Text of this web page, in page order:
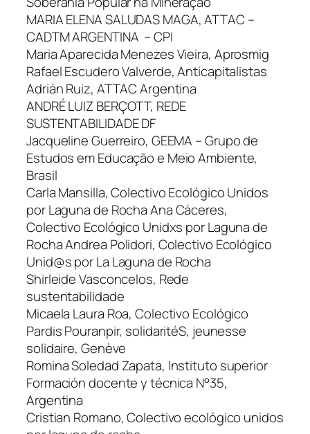
MARIA ELENA SALUDAS MAGA, ATTAC –
CADTM ARGENTINA – CPI
Maria Aparecida Menezes Vieira, Aprosmig
Rafael Escudero Valverde, Anticapitalistas
Adrián Ruiz, ATTAC Argentina
ANDRÉ LUIZ BERÇOTT, REDE
SUSTENTABILIDADE DF
Jacqueline Guerreiro, GEEMA – Grupo de
Estudos em Educação e Meio Ambiente,
Brasil
Carla Mansilla, Colectivo Ecológico Unidos
por Laguna de Rocha Ana Cáceres,
Colectivo Ecológico Unidxs por Laguna de
Rocha Andrea Polidori, Colectivo Ecológico
Unid@s por La Laguna de Rocha
Shirleide Vasconcelos, Rede
sustentabilidade
Micaela Laura Roa, Colectivo Ecológico
Pardis Pouranpir, solidaritéS, jeunesse
solidaire, Genève
Romina Soledad Zapata, Instituto superior
Formación docente y técnica N°35,
Argentina
Cristian Romano, Colectivo ecológico unidos